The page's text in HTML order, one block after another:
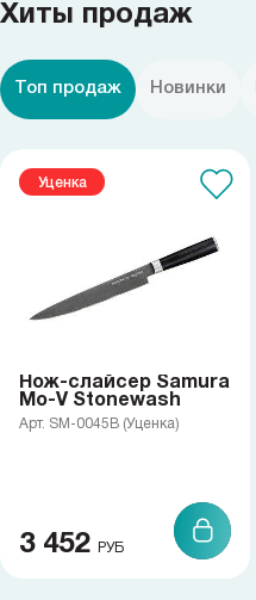
Хиты продаж
Топ продаж Новинки
Уценка
Нож-слайсер Samura
Mo-V Stonewash
Арт. SM-0045B (Уценка)
3 452 РУБ